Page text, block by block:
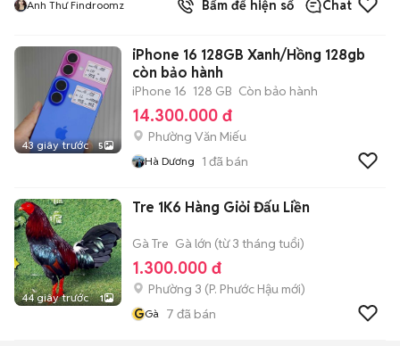
Anh Thư Findroomz Bấm để hiện số Chat
43 giây trước 5
iPhone 16 128GB Xanh/Hồng 128gb
còn bảo hành
iPhone 16 128 GB Còn bảo hành
14.300.000 đ
Phường Văn Miếu
Hà Dương 1 đã bán
44 giây trước 1
Tre 1K6 Hàng Giỏi Đấu Liền
Gà Tre Gà lớn (từ 3 tháng tuổi)
1.300.000 đ
Phường 3 (P. Phước Hậu mới)
GGà 7 đã bán